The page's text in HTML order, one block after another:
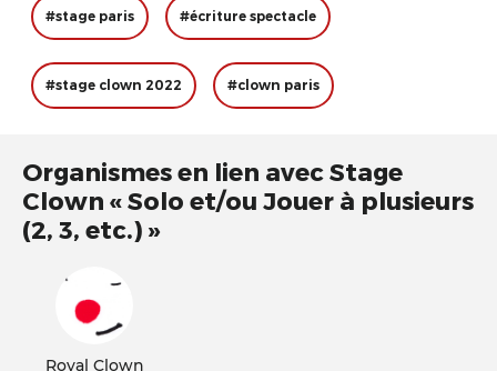
#stage paris #écriture spectacle
#stage clown 2022 #clown paris
Organismes en lien avec Stage
Clown « Solo et/ou Jouer à plusieurs
(2, 3, etc.) »
Royal Clown